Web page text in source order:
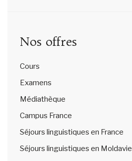
Nos offres
Cours
Examens
Médiathèque
Campus France
Séjours linguistiques en France
Séjours linguistiques en Moldavie